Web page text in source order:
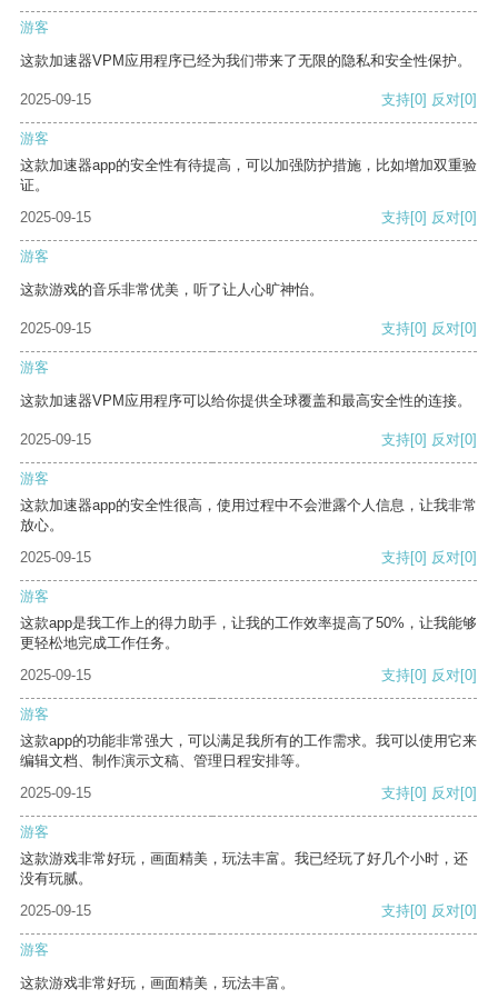
游客
这款加速器VPM应用程序已经为我们带来了无限的隐私和安全性保护。
2025-09-15 支持[0] 反对[0]
游客
这款加速器app的安全性有待提高，可以加强防护措施，比如增加双重验
证。
2025-09-15
支持[0] 反对[0]
游客
这款游戏的音乐非常优美，听了让人心旷神怡。
2025-09-15 支持[0] 反对[0]
游客
这款加速器VPM应用程序可以给你提供全球覆盖和最高安全性的连接。
2025-09-15 支持[0] 反对[0]
游客
这款加速器app的安全性很高，使用过程中不会泄露个人信息，让我非常
放心。
2025-09-15
支持[0] 反对[0]
游客
这款app是我工作上的得力助手，让我的工作效率提高了50%，让我能够
更轻松地完成工作任务。
2025-09-15
支持[0] 反对[0]
游客
这款app的功能非常强大，可以满足我所有的工作需求。我可以使用它来
编辑文档、制作演示文稿、管理日程安排等。
2025-09-15
支持[0] 反对[0]
游客
这款游戏非常好玩，画面精美，玩法丰富。我已经玩了好几个小时，还
没有玩腻。
2025-09-15
支持[0] 反对[0]
游客
这款游戏非常好玩，画面精美，玩法丰富。